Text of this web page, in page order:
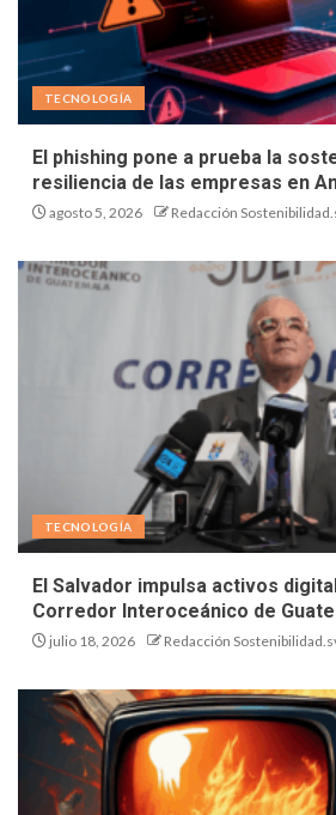
TECNOLOGÍA
El phishing pone a prueba la
resiliencia de las empresas en
agosto 5, 2026 Redacción
TECNOLOGÍA
El Salvador impulsa activos
Corredor Interoceánico de
julio 18, 2026 Redacción